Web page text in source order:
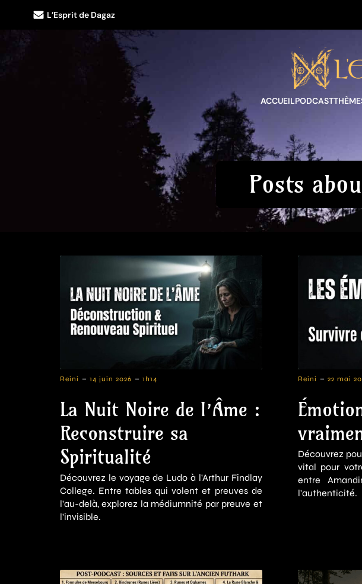
L’Esprit de Dagaz
ACCUEILPODCAST
Posts
Reini - 14 juin 2026 - 1h14
La Nuit Noire de l’Âme :
Reconstruire sa
Spiritualité
Découvrez le voyage de Ludo à l'Arthur Findlay
College. Entre tables qui volent et preuves de
l'au-delà, explorez la médiumnité par preuve et
l'invisible.
Reini - 22 mai
Découvrez
vital pour
entre
l'authenticité.